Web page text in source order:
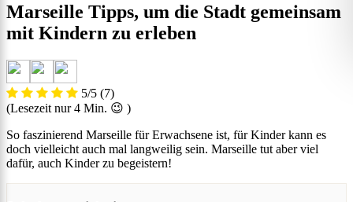
Marseille Tipps, um die Stadt gemeinsam
mit Kindern zu erleben
5/5 (7)
(Lesezeit nur 4 Min. 😉 )
So faszinierend Marseille für Erwachsene ist, für Kinder kann es
doch vielleicht auch mal langweilig sein. Marseille tut aber viel
dafür, auch Kinder zu begeistern!